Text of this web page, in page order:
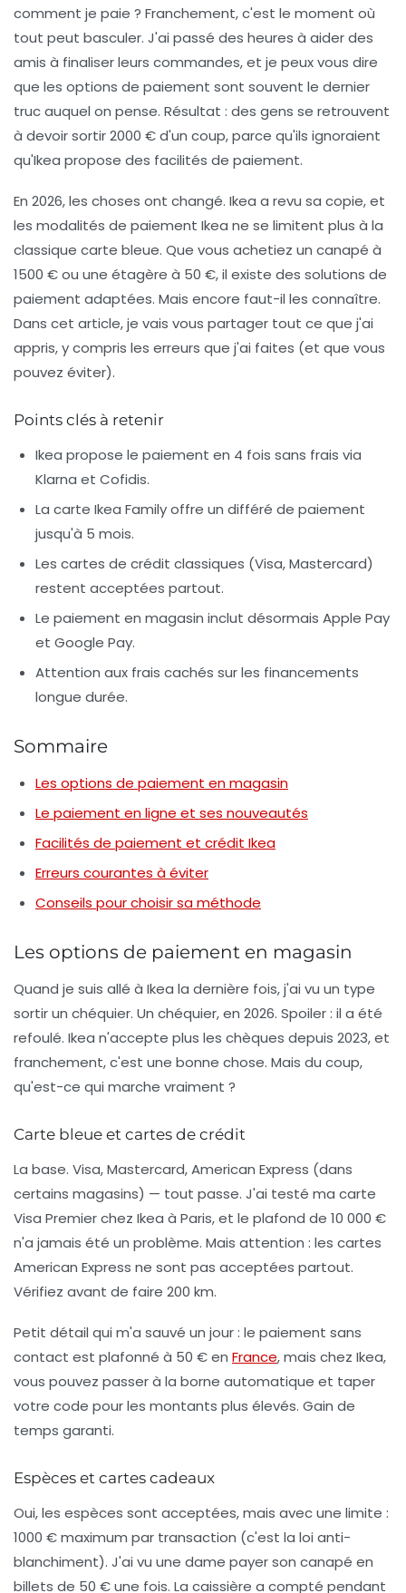
comment je paie ? Franchement, c'est le moment où
tout peut basculer. J'ai passé des heures à aider des
amis à finaliser leurs commandes, et je peux vous dire
que les options de paiement sont souvent le dernier
truc auquel on pense. Résultat : des gens se retrouvent
à devoir sortir 2000 € d'un coup, parce qu'ils ignoraient
qu'Ikea propose des facilités de paiement.
En 2026, les choses ont changé. Ikea a revu sa copie, et
les modalités de paiement Ikea ne se limitent plus à la
classique carte bleue. Que vous achetiez un canapé à
1500 € ou une étagère à 50 €, il existe des solutions de
paiement adaptées. Mais encore faut-il les connaître.
Dans cet article, je vais vous partager tout ce que j'ai
appris, y compris les erreurs que j'ai faites (et que vous
pouvez éviter).
Points clés à retenir
Ikea propose le paiement en 4 fois sans frais via
Klarna et Cofidis.
La carte Ikea Family offre un différé de paiement
jusqu'à 5 mois.
Les cartes de crédit classiques (Visa, Mastercard)
restent acceptées partout.
Le paiement en magasin inclut désormais Apple Pay
et Google Pay.
Attention aux frais cachés sur les financements
longue durée.
Sommaire
Les options de paiement en magasin
Le paiement en ligne et ses nouveautés
Facilités de paiement et crédit Ikea
Erreurs courantes à éviter
Conseils pour choisir sa méthode
Les options de paiement en magasin
Quand je suis allé à Ikea la dernière fois, j'ai vu un type
sortir un chéquier. Un chéquier, en 2026. Spoiler : il a été
refoulé. Ikea n'accepte plus les chèques depuis 2023, et
franchement, c'est une bonne chose. Mais du coup,
qu'est-ce qui marche vraiment ?
Carte bleue et cartes de crédit
La base. Visa, Mastercard, American Express (dans
certains magasins) — tout passe. J'ai testé ma carte
Visa Premier chez Ikea à Paris, et le plafond de 10 000 €
n'a jamais été un problème. Mais attention : les cartes
American Express ne sont pas acceptées partout.
Vérifiez avant de faire 200 km.
Petit détail qui m'a sauvé un jour : le paiement sans
contact est plafonné à 50 € en France, mais chez Ikea,
vous pouvez passer à la borne automatique et taper
votre code pour les montants plus élevés. Gain de
temps garanti.
Espèces et cartes cadeaux
Oui, les espèces sont acceptées, mais avec une limite :
1000 € maximum par transaction (c'est la loi anti-
blanchiment). J'ai vu une dame payer son canapé en
billets de 50 € une fois. La caissière a compté pendant